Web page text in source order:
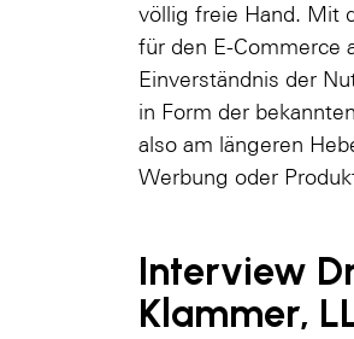
völlig freie Hand. Mit
für den E-Commerce
Einverständnis der
in Form der
also am längeren
Werbung oder
Interview
Klammer,